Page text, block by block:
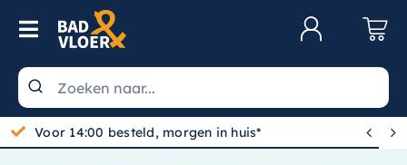
Skip to content
Toggle Navigation
Wastafels
Toiletten
Gratis bezorgd vanaf 100,-
 